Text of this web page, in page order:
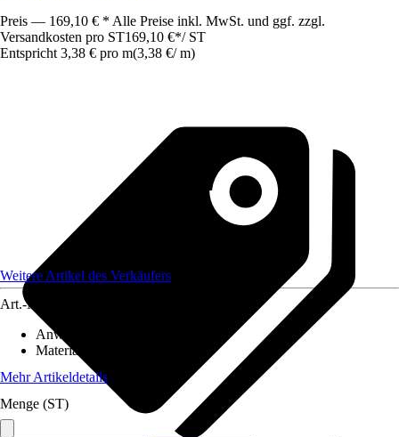
Preis — 169,10 € * Alle Preise inkl. MwSt. und ggf. zzgl.
Versandkosten pro ST169,10 €*/ ST
Entspricht 3,38 € pro m(3,38 €/ m)
Weitere Artikel des Verkäufers
Art.-Nr.
Anwendungsbereich
Material
Mehr Artikeldetails
Menge (ST)